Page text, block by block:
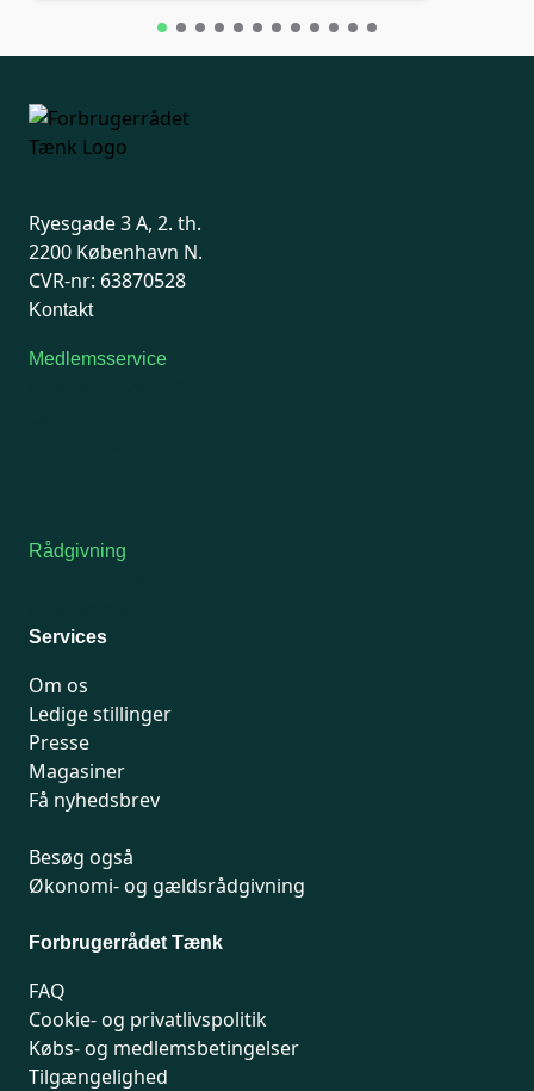
Ryesgade 3 A, 2. th.
2200 København N.
CVR-nr: 63870528
Kontakt
Medlemsservice
Rådgivning
Services
Om os
Ledige stillinger
Presse
Magasiner
Få nyhedsbrev
Besøg også
Økonomi- og gældsrådgivning
Forbrugerrådet Tænk
FAQ
Cookie- og privatlivspolitik
Købs- og medlemsbetingelser
Tilgængelighed